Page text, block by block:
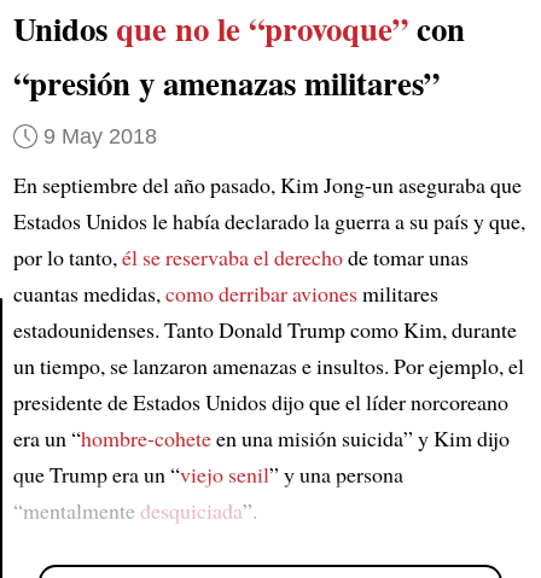
Article
Unidos que no le “provoque”con
“presión y amenazas militares”
9 May 2018
En septiembre del año pasado, Kim Jong-un aseguraba que
Estados Unidos le había declarado la guerra a su país y que,
por lo tanto,él se reservaba el derechode tomar unas
cuantas medidas,como derribar avionesmilitares
estadounidenses. Tanto Donald Trump como Kim, durante
un tiempo, se lanzaron amenazas e insultos. Por ejemplo, el
presidente de Estados Unidos dijo que el líder norcoreano
era un “hombre-coheteen una misión suicida” y Kim dijo
que Trump era un “viejo senil” y una persona
“mentalmentedesquiciada”.